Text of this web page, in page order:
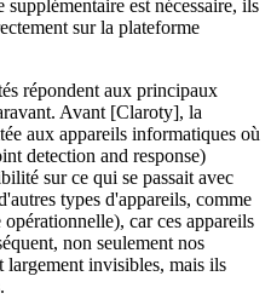
est nécessaire, ils
sur la plateforme
répondent aux principaux
Avant [Claroty], la
aux appareils informatiques où
detection and response)
sur ce qui se passait avec
types d'appareils, comme
car ces appareils
non seulement nos
largement invisibles, mais ils